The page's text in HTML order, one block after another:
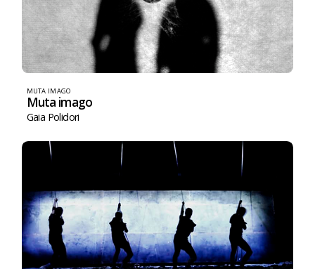
MUTA IMAGO
Muta imago
Gaia Polidori